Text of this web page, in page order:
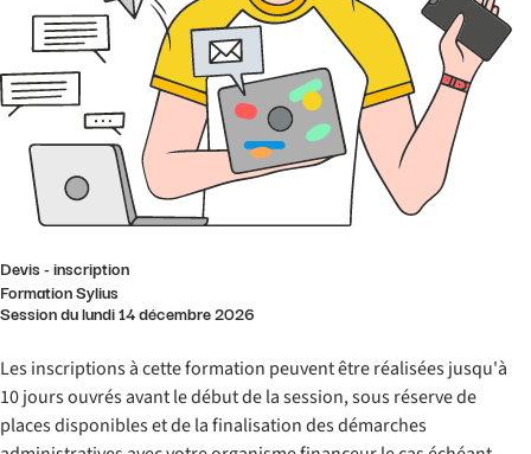
Formation Sylius
Devis - inscription
Session du lundi 14 décembre 2026
Les inscriptions à cette formation peuvent être réalisées jusqu'à
10 jours ouvrés avant le début de la session, sous réserve de
places disponibles et de la finalisation des démarches